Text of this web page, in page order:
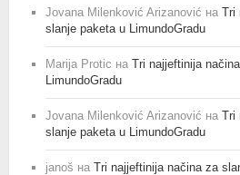
Jovana Milenković Arizanović на Tri
slanje paketa u LimundoGradu
Marija Protic на Tri najjeftinija
LimundoGradu
Jovana Milenković Arizanović на Tri
slanje paketa u LimundoGradu
janoš на Tri najjeftinija načina za